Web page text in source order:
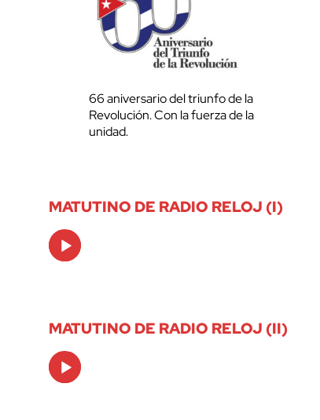
66 aniversario del triunfo de la
Revolución. Con la fuerza de la
unidad.
MATUTINO DE RADIO RELOJ (I)
Audio
Player
MATUTINO DE RADIO RELOJ (II)
Audio
Player